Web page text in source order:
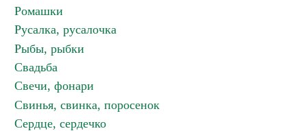
Ромашки
Русалка, русалочка
Рыбы, рыбки
Свадьба
Свечи, фонари
Свинья, свинка, поросенок
Сердце, сердечко